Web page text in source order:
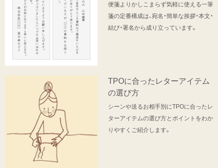
便箋よりかしこまらず気軽に使える一筆
箋の定番構成は、宛名・簡単な挨拶・本文・
結び・署名から成り立っています。
TPOに合ったレターアイテム
の選び方
シーンや送るお相手別にTPOに合ったレ
ターアイテムの選び方とポイントをわか
りやすくご紹介します。